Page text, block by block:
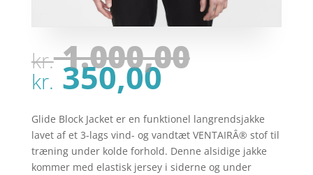
kr.1.000,00Den
var:
kr.
kr.350,00Den
pris
er:
kr.
Glide Block Jacket er en funktionel langrendsjakke
lavet af et 3-lags vind- og vandtæt VENTAIRÂ® stof til
træning under kolde forhold. Denne alsidige jakke
kommer med elastisk jersey i siderne og under